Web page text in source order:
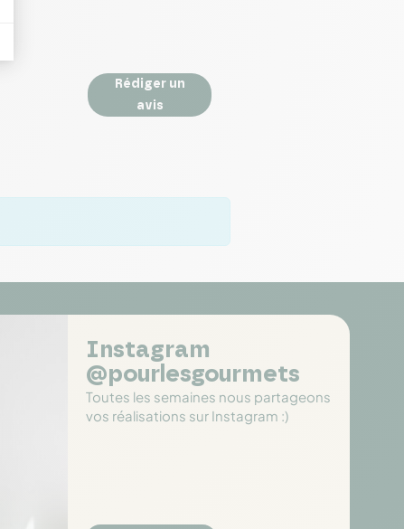
Rédiger un
avis
Instagram
@pourlesgourmets
Toutes les semaines nous partageons
vos réalisations sur Instagram :)